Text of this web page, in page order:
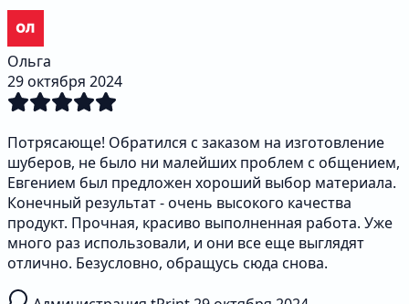
Ольга
29 октября 2024
Потрясающе! Обратился с заказом на изготовление
шуберов, не было ни малейших проблем с общением,
Евгением был предложен хороший выбор материала.
Конечный результат - очень высокого качества
продукт. Прочная, красиво выполненная работа. Уже
много раз использовали, и они все еще выглядят
отлично. Безусловно, обращусь сюда снова.